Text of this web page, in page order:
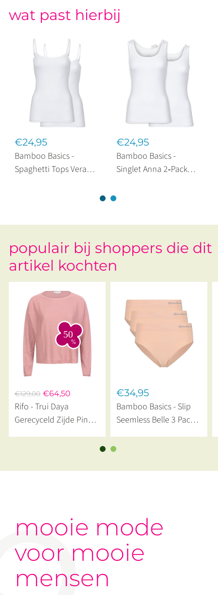
wat past hierbij
€24,95
Bamboo Basics -
Spaghetti Tops Vera
€24,95
Bamboo Basics -
Singlet Anna 2‑Pack
populair bij shoppers die dit
artikel kochten
€129,00 €64,50
Rifo - Trui Daya
Gerecyceld Zijde Pink
€34,95
Bamboo Basics - Slip
Seemless Belle 3 Pack
mooie mode
voor mooie
mensen